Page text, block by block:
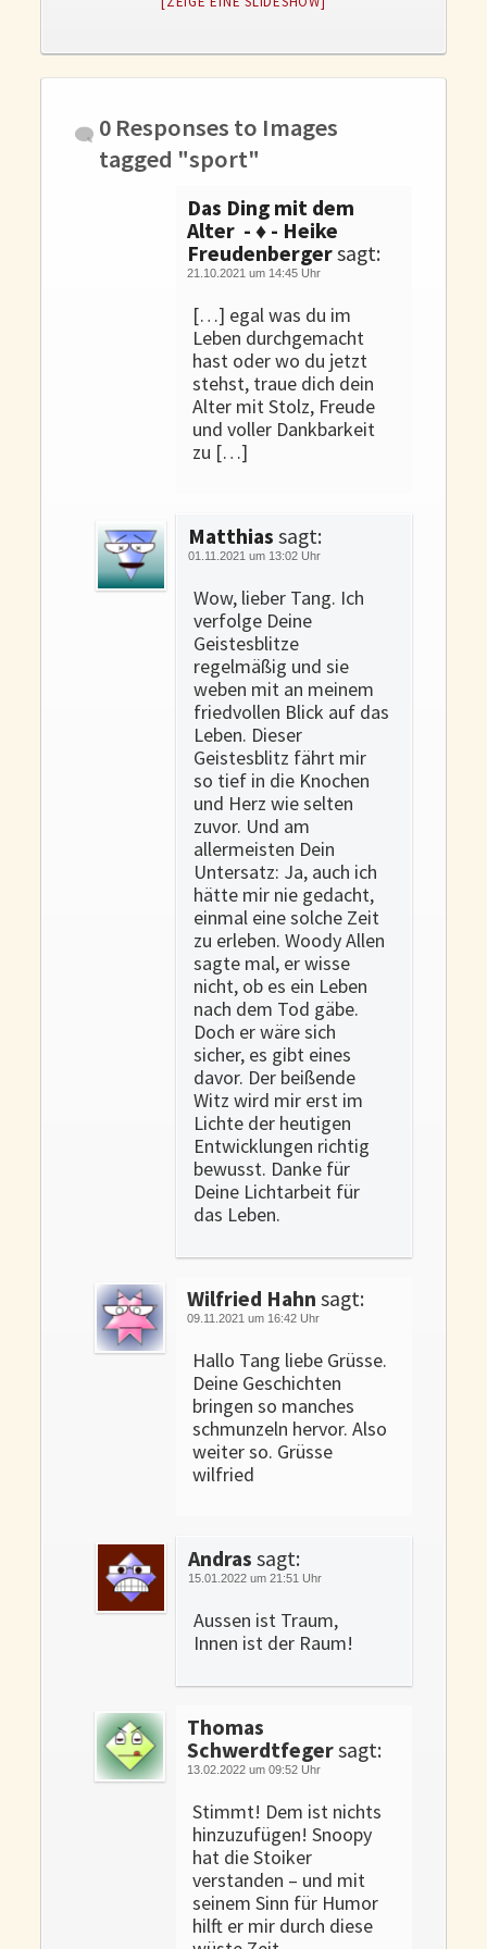
Gedanken und Gefühle
Bücher
Momoko
Die zwei Leben des Herrn Richie
0 Responses to Images
tagged "sport"
Das Ding mit dem
Alter - ♦ - Heike
Freudenbergersagt:
21.10.2021 um 14:45 Uhr
[…] egal was du im
Leben durchgemacht
hast oder wo du jetzt
stehst, traue dich dein
Alter mit Stolz, Freude
und voller Dankbarkeit
zu […]
Matthias sagt:
01.11.2021 um 13:02 Uhr
Wow, lieber Tang. Ich
verfolge Deine
Geistesblitze
regelmäßig und sie
weben mit an meinem
friedvollen Blick auf das
Leben. Dieser
Geistesblitz fährt mir
so tief in die Knochen
und Herz wie selten
zuvor. Und am
allermeisten Dein
Untersatz: Ja, auch ich
hätte mir nie gedacht,
einmal eine solche Zeit
zu erleben. Woody Allen
sagte mal, er wisse
nicht, ob es ein Leben
nach dem Tod gäbe.
Doch er wäre sich
sicher, es gibt eines
davor. Der beißende
Witz wird mir erst im
Lichte der heutigen
Entwicklungen richtig
bewusst. Danke für
Deine Lichtarbeit für
das Leben.
Wilfried Hahn sagt:
09.11.2021 um 16:42 Uhr
Hallo Tang liebe Grüsse.
Deine Geschichten
bringen so manches
schmunzeln hervor. Also
weiter so. Grüsse
wilfried
Andras sagt:
15.01.2022 um 21:51 Uhr
Aussen ist Traum,
Innen ist der Raum!
Thomas
Schwerdtfegersagt:
13.02.2022 um 09:52 Uhr
Stimmt! Dem ist nichts
hinzuzufügen! Snoopy
hat die Stoiker
verstanden – und mit
seinem Sinn für Humor
hilft er mir durch diese